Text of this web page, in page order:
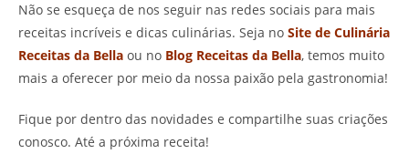
Não se esqueça de nos seguir nas redes sociais para mais
receitas incríveis e dicas culinárias. Seja no Site de Culinária
Receitas da Bella ou no Blog Receitas da Bella, temos muito
mais a oferecer por meio da nossa paixão pela gastronomia!
Fique por dentro das novidades e compartilhe suas criações
conosco. Até a próxima receita!